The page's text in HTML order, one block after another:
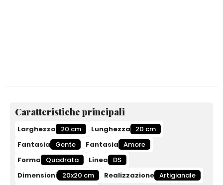
Caratteristiche principali
Larghezza 20 cm Lunghezza
20 cm
Fantasia
Gente Fantasia Amore
Forma
Quadrata Linea
DS
Dimensioni 20x20 cm Realizzazione Artigianale